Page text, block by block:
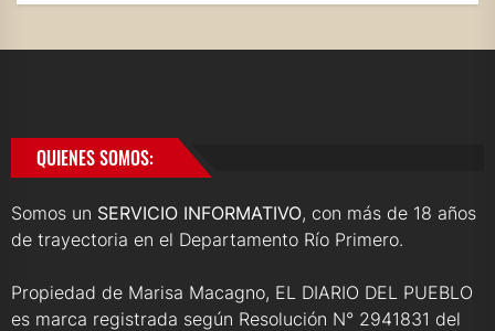
QUIENES SOMOS:
Somos un SERVICIO INFORMATIVO, con más de 18 años
de trayectoria en el Departamento Río Primero.
Propiedad de Marisa Macagno, EL DIARIO DEL PUEBLO
es marca registrada según Resolución N° 2941831 del